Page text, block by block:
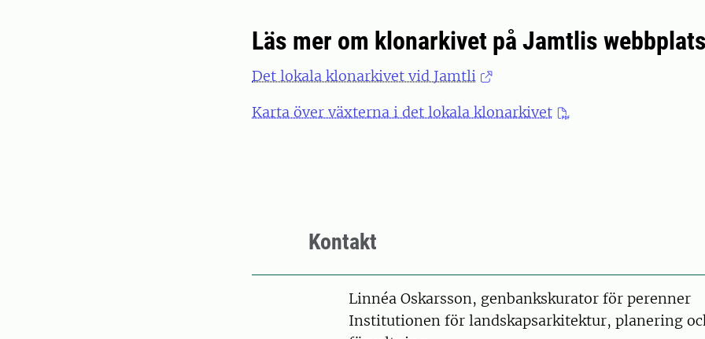
Läs mer om klonarkivet på Jamtlis
Det lokala klonarkivet vid Jamtli
Karta över växterna i det lokala klonarkivet
Kontakt
PersonLinnéa Oskarsson, genbankskurator för perenner
Institutionen för landskapsarkitektur, planering